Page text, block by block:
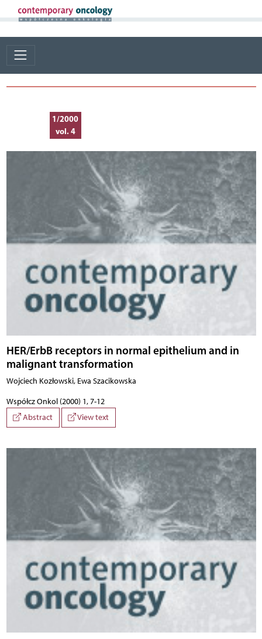
1/2000
vol. 4
HER/ErbB receptors in normal epithelium and in
malignant transformation
Wojciech Kozłowski, Ewa Szacikowska
Współcz Onkol (2000) 1, 7-12
Abstract
View text